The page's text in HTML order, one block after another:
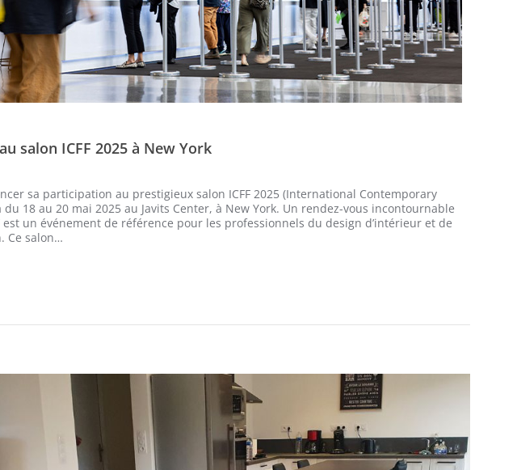
salon ICFF 2025 à New York
sa participation au prestigieux salon ICFF 2025 (International Contemporary
18 au 20 mai 2025 au Javits Center, à New York. Un rendez-vous incontournable
est un événement de référence pour les professionnels du design d’intérieur et de
Ce salon…